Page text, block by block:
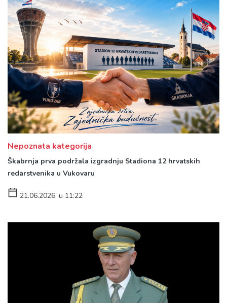
Nepoznata kategorija
Škabrnja prva podržala izgradnju Stadiona 12 hrvatskih
redarstvenika u Vukovaru
21.06.2026. u 11:22